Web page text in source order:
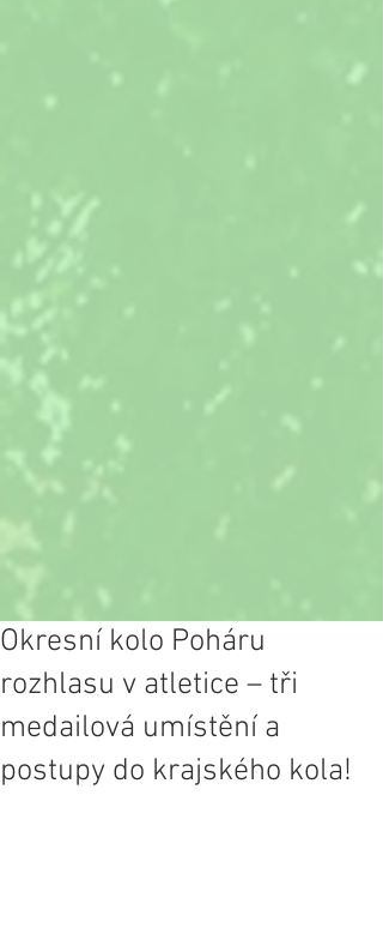
Okresní kolo Poháru
rozhlasu v atletice – tři
medailová umístění a
postupy do krajského kola!